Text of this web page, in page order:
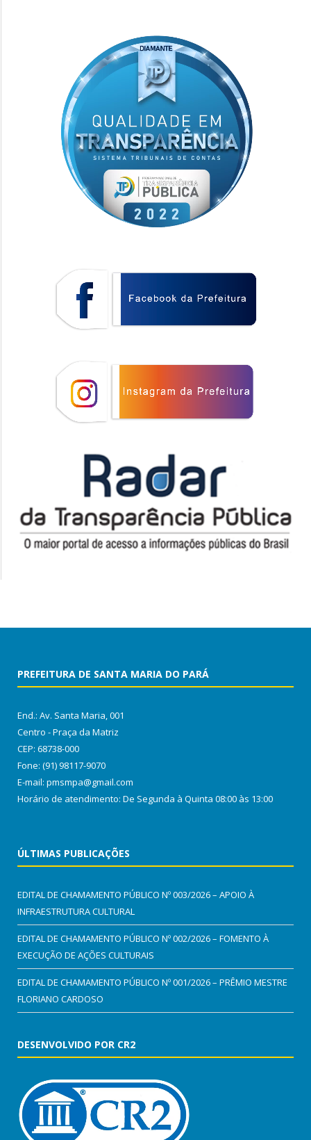
PREFEITURA DE SANTA MARIA DO PARÁ
End.: Av. Santa Maria, 001
Centro - Praça da Matriz
CEP: 68738-000
Fone: (91) 98117-9070
E-mail: pmsmpa@gmail.com
Horário de atendimento: De Segunda à Quinta 08:00 às 13:00
ÚLTIMAS PUBLICAÇÕES
EDITAL DE CHAMAMENTO PÚBLICO Nº 003/2026 – APOIO À
INFRAESTRUTURA CULTURAL
EDITAL DE CHAMAMENTO PÚBLICO Nº 002/2026 – FOMENTO À
EXECUÇÃO DE AÇÕES CULTURAIS
EDITAL DE CHAMAMENTO PÚBLICO Nº 001/2026 – PRÊMIO MESTRE
FLORIANO CARDOSO
DESENVOLVIDO POR CR2